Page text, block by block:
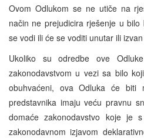
Ovom Odlukom se ne utiče na
način ne prejudicira rješenje u
se vodi ili će se voditi unutar ili
Ukoliko su odredbe ove
zakonodavstvom u vezi sa bilo
obuhvaćeni, ova Odluka će biti
predstavnika imaju veću pravnu
domaće zakonodavstvo koje je
zakonodavnom izjavom